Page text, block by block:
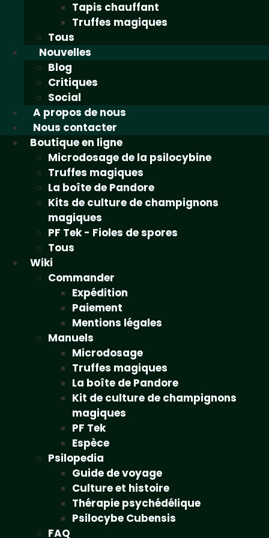
Tapis chauffant
Truffes magiques
Tous
Nouvelles
Blog
Critiques
Social
A propos de nous
Nous contacter
Boutique en ligne
Microdosage de la psilocybine
Truffes magiques
La boîte de Pandore
Kits de culture de champignons
magiques
PF Tek - Fioles de spores
Tous
Wiki
Commander
Expédition
Paiement
Mentions légales
Manuels
Microdosage
Truffes magiques
La boîte de Pandore
Kit de culture de champignons
magiques
PF Tek
Espèce
Psilopedia
Guide de voyage
Culture et histoire
Thérapie psychédélique
Psilocybe Cubensis
FAQ